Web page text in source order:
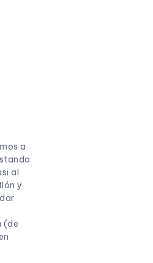
a
al
y
(de